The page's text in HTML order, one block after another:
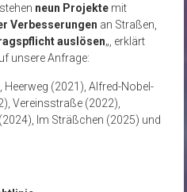
neun Projektemit
Verbesserungen an Straßen,
auslösen„, erklärt
unsere Anfrage:
(2021), Alfred-Nobel-
Vereinsstraße (2022),
Im Sträßchen (2025) und